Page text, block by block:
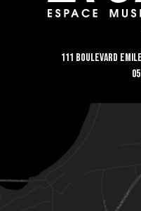
111 Boulevard